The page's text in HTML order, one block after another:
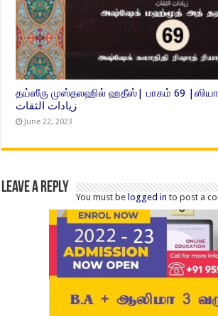
தய்ஸீரு முஸ்தலஹில் ஹதீஸ்| பாகம் 69
زيادات الثقات
June 22, 2023
Leave a Reply
You must be logged in to post a